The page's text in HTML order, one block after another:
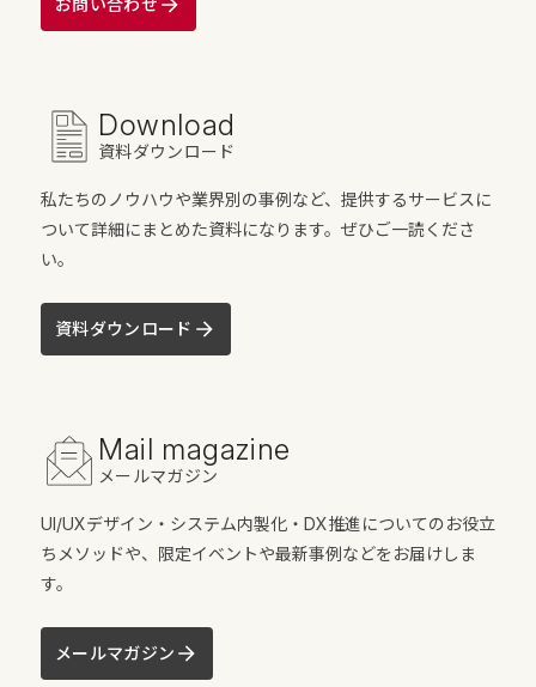
お問い合わせ
Download
資料ダウンロード
私たちのノウハウや業界別の事例など、提供するサービスに
ついて詳細にまとめた資料になります。ぜひご一読くださ
い。
資料ダウンロード
Mail magazine
メールマガジン
UI/UXデザイン・システム内製化・DX推進についてのお役立
ちメソッドや、限定イベントや最新事例などをお届けしま
す。
メールマガジン